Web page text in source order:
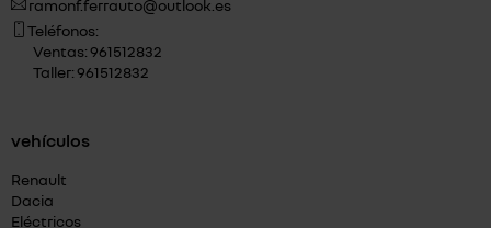
ramonf.ferrauto@outlook.es
Teléfonos:
Ventas: 961512832
Taller: 961512832
vehículos
Renault
Dacia
Eléctricos